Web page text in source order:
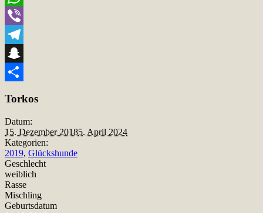
WhatsApp
Viber
Telegram
Snapchat
Torkos
Datum:
15. Dezember 20185. April 2024
Kategorien:
2019, Glückshunde
Geschlecht
weiblich
Rasse
Mischling
Geburtsdatum